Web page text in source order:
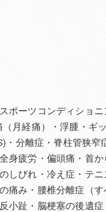
ポーツコンディショニ
月経痛）・浮腫・ギ
分離症・脊柱管狭窄
身疲労・偏頭痛・首
しびれ・冷え症・テ
痛み・腰椎分離症（す
小趾・脳梗塞の後遺